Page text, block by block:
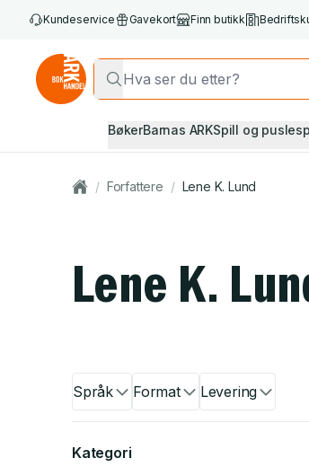
Kundeservice Gavekort Finn butikk
BøkerBarnas ARKSpill og
/ Forfattere / Lene K. Lund
Lene K.
Språk Format Levering
Kategori